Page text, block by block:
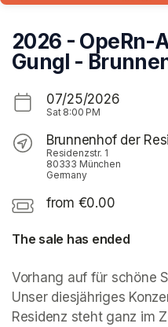
2026 - OpeRn-
Gungl -
07/25/2026
Sat 8:00 PM
Brunnenhof der
Residenzstr. 1
80333 München
Germany
from €0.00
The sale has ended
Vorhang auf für schöne
Unser diesjähriges
Residenz steht ganz im